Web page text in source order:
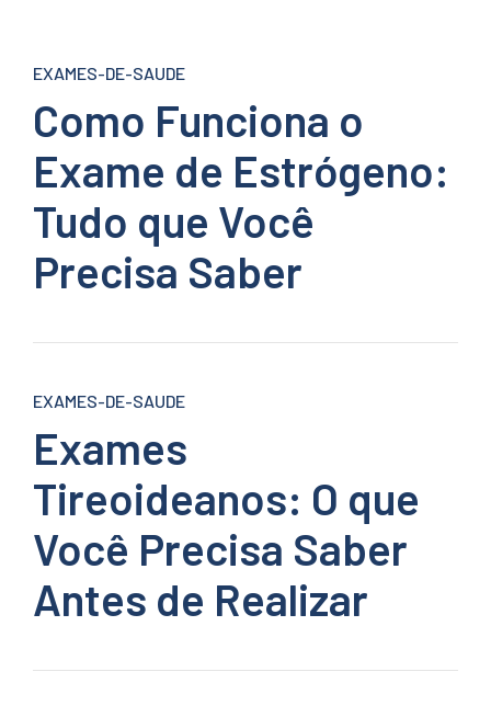
EXAMES-DE-SAUDE
Como Funciona o
Exame de Estrógeno:
Tudo que Você
Precisa Saber
EXAMES-DE-SAUDE
Exames
Tireoideanos: O que
Você Precisa Saber
Antes de Realizar